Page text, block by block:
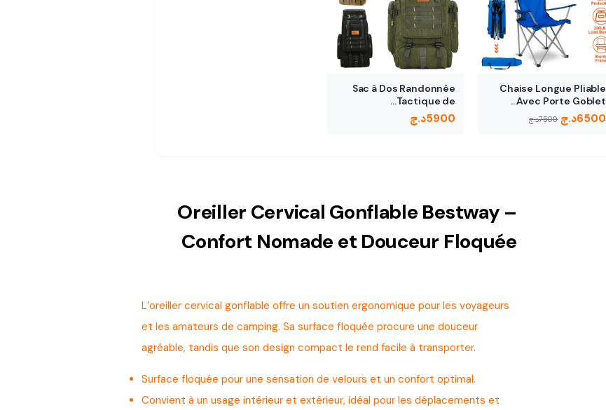
Chaise Longue Pliable
Avec Porte Goblet…
6500د.ج 7500د.ج
Sac à Dos Randonnée
Tactique de…
5900د.ج
Oreiller Cervical Gonflable Bestway –
Confort Nomade et Douceur Floquée
L’oreiller cervical gonflable offre un soutien ergonomique pour les voyageurs
et les amateurs de camping. Sa surface floquée procure une douceur
agréable, tandis que son design compact le rend facile à transporter.
Surface floquée pour une sensation de velours et un confort optimal.
Convient à un usage intérieur et extérieur, idéal pour les déplacements et